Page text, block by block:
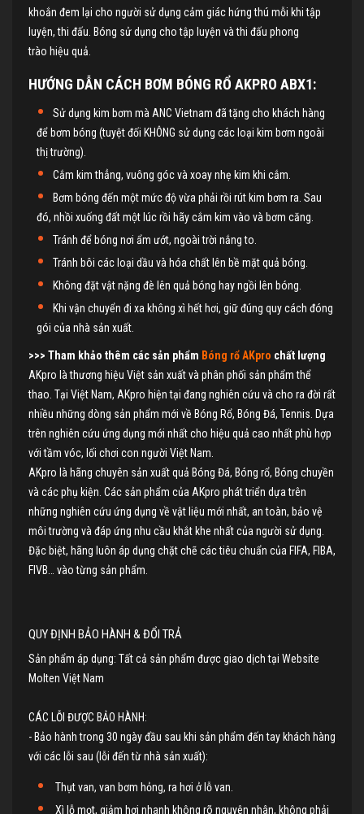
khoắn đem lại cho người sử dụng cảm giác hứng thú mỗi khi tập
luyện, thi đấu. Bóng sử dụng cho tập luyện và thi đấu phong
trào hiệu quả.
HƯỚNG DẪN CÁCH BƠM BÓNG RỔ AKPRO ABX1:
Sử dụng kim bơm mà ANC Vietnam đã tặng cho khách hàng
để bơm bóng (tuyệt đối KHÔNG sử dụng các loại kim bơm ngoài
thị trường).
Cắm kim thẳng, vuông góc và xoay nhẹ kim khi cắm.
Bơm bóng đến một mức độ vừa phải rồi rút kim bơm ra. Sau
đó, nhồi xuống đất một lúc rồi hãy cắm kim vào và bơm căng.
Tránh để bóng nơi ẩm ướt, ngoài trời nắng to.
Tránh bôi các loại dầu và hóa chất lên bề mặt quả bóng.
Không đặt vật nặng đè lên quả bóng hay ngồi lên bóng.
Khi vận chuyển đi xa không xì hết hơi, giữ đúng quy cách đóng
gói của nhà sản xuất.
>>> Tham khảo thêm các sản phẩm Bóng rổ AKpro chất lượng
AKpro là thương hiệu Việt sản xuất và phân phối sản phẩm thể
thao. Tại Việt Nam, AKpro hiện tại đang nghiên cứu và cho ra đời rất
nhiều những dòng sản phẩm mới về Bóng Rổ, Bóng Đá, Tennis. Dựa
trên nghiên cứu ứng dụng mới nhất cho hiệu quả cao nhất phù hợp
với tầm vóc, lối chơi con người Việt Nam.
AKpro là hãng chuyên sản xuất quả Bóng Đá, Bóng rổ, Bóng chuyền
và các phụ kiện. Các sản phẩm của AKpro phát triển dựa trên
những nghiên cứu ứng dụng về vật liệu mới nhất, an toàn, bảo vệ
môi trường và đáp ứng nhu cầu khắt khe nhất của người sử dụng.
Đặc biệt, hãng luôn áp dụng chặt chẽ các tiêu chuẩn của FIFA, FIBA,
FIVB… vào từng sản phẩm.
QUY ĐỊNH BẢO HÀNH & ĐỔI TRẢ
Sản phẩm áp dụng: Tất cả sản phẩm được giao dịch tại Website
Molten Việt Nam
CÁC LỖI ĐƯỢC BẢO HÀNH:
- Bảo hành trong 30 ngày đầu sau khi sản phẩm đến tay khách hàng
với các lỗi sau (lỗi đến từ nhà sản xuất):
Thụt van, van bơm hỏng, ra hơi ở lỗ van.
Xì lỗ mọt, giảm hơi nhanh không rõ nguyên nhân, không phải